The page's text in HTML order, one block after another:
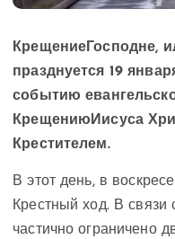
КрещениеГосподне,
празднуется 19
событию
КрещениюИисуса
Крестителем.
В этот день, в
Крестный ход. В связи
частично ограничено